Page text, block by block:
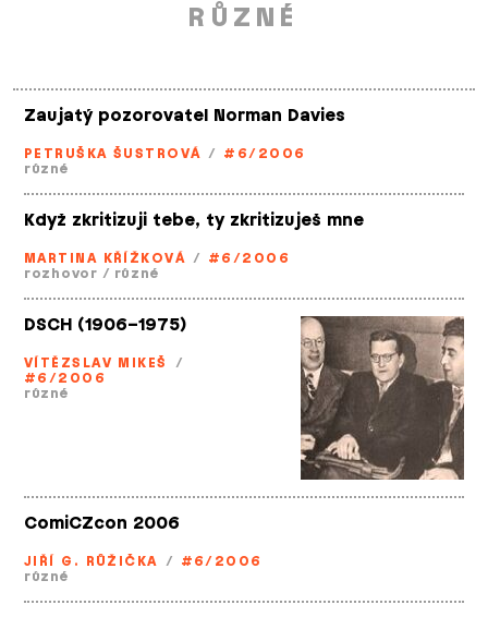
RŮZNÉ
Zaujatý pozorovatel Norman Davies
PETRUŠKA ŠUSTROVÁ / #6/2006
různé
Když zkritizuji tebe, ty zkritizuješ mne
MARTINA KŘÍŽKOVÁ / #6/2006
rozhovor / různé
DSCH (1906–1975)
VÍTĚZSLAV MIKEŠ
/
#6/2006
různé
ComiCZcon 2006
JIŘÍ G. RŮŽIČKA / #6/2006
různé